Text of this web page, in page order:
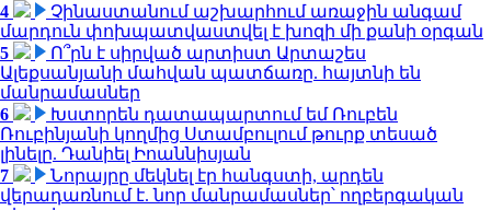
4
Չինաստանում աշխարհում առաջին անգամ
մարդուն փոխպատվաստվել է խոզի մի քանի օրգան
5
Ո՞րն է սիրված արտիստ Արտաշես
Ալեքսանյանի մահվան պատճառը. հայտնի են
մանրամասներ
6
Խստորեն դատապարտում եմ Ռուբեն
Ռուբինյանի կողմից Ստամբուլում թուրք տեսած
լինելը. Դանիել Իոաննիսյան
7
Նորայրը մեկնել էր հանգստի, արդեն
վերադառնում է. նոր մանրամասներ՝ ողբերգական